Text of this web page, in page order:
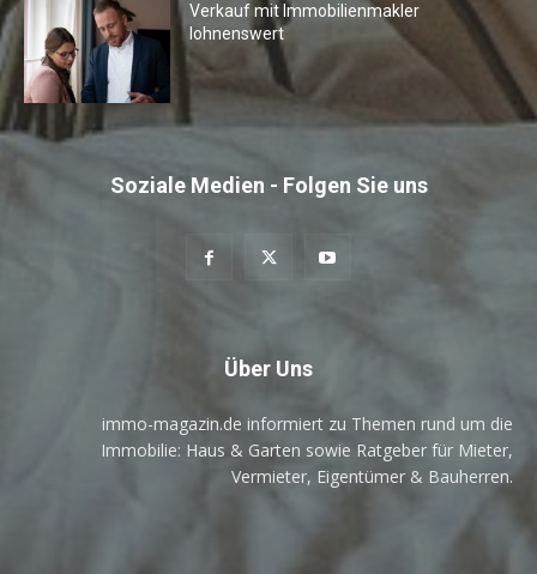
Verkauf mit Immobilienmakler
lohnenswert
Soziale Medien - Folgen Sie uns
Über Uns
immo-magazin.de informiert zu Themen rund um die
Immobilie: Haus & Garten sowie Ratgeber für Mieter,
Vermieter, Eigentümer & Bauherren.